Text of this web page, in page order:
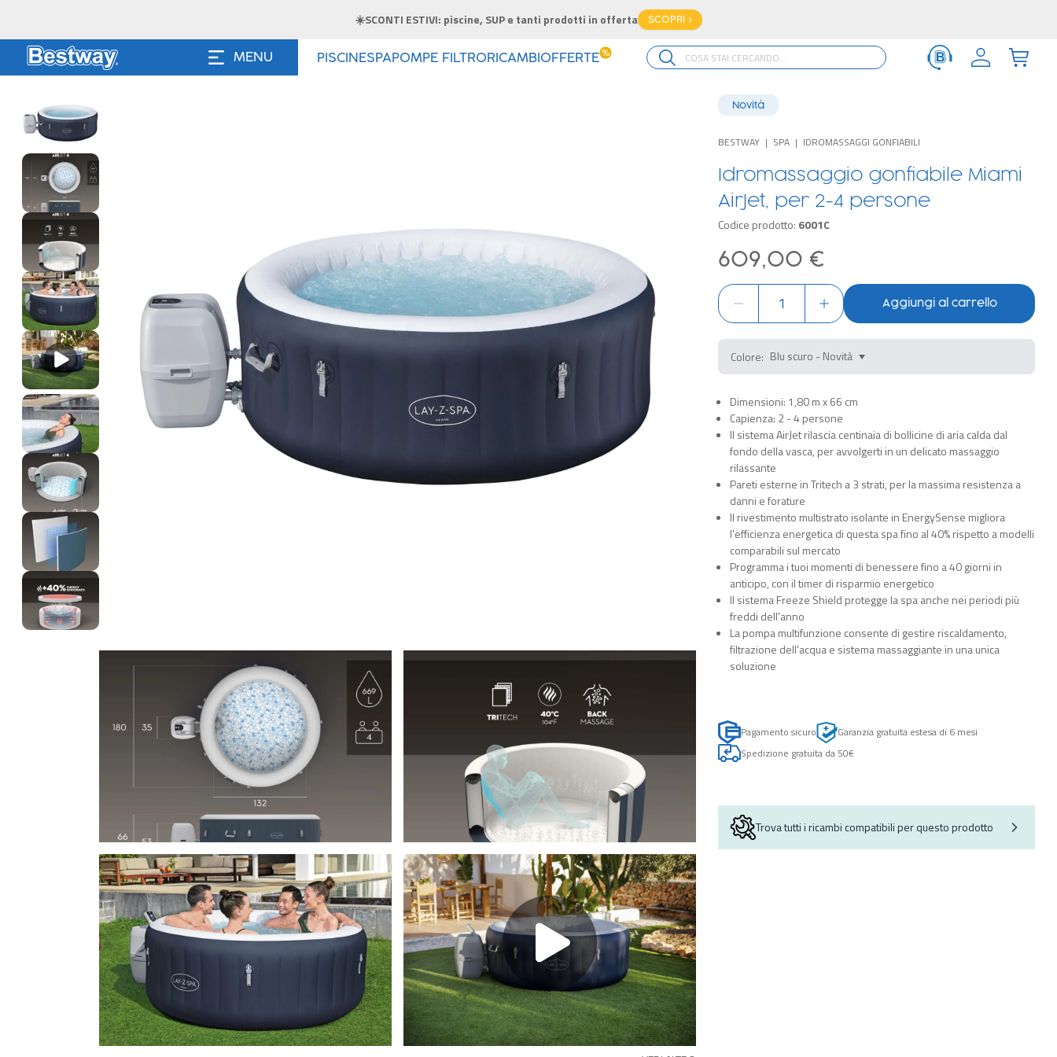
☀️SCONTI ESTIVI: piscine, SUP e tanti prodotti in offerta SCOPRI >
MENU PISCINESPAPOMPE FILTRORICAMBI OFFERTE %
Novità
BESTWAY SPA IDROMASSAGGI GONFIABILI
Idromassaggio gonfiabile Miami
AirJet, per 2-4 persone
Codice prodotto: 6001C
609,00 €
Aggiungi al carrello
Colore:
Dimensioni: 1,80 m x 66 cm
Capienza: 2 - 4 persone
Il sistema AirJet rilascia centinaia di bollicine di aria calda dal
fondo della vasca, per avvolgerti in un delicato massaggio
rilassante
Pareti esterne in Tritech a 3 strati, per la massima resistenza a
danni e forature
Il rivestimento multistrato isolante in EnergySense migliora
l'efficienza energetica di questa spa fino al 40% rispetto a modelli
comparabili sul mercato
Programma i tuoi momenti di benessere fino a 40 giorni in
anticipo, con il timer di risparmio energetico
Il sistema Freeze Shield protegge la spa anche nei periodi più
freddi dell'anno
La pompa multifunzione consente di gestire riscaldamento,
filtrazione dell'acqua e sistema massaggiante in una unica
soluzione
Pagamento sicuro
Garanzia gratuita estesa di 6 mesi
Spedizione gratuita da 50€
Trova tutti i ricambi compatibili per questo prodotto